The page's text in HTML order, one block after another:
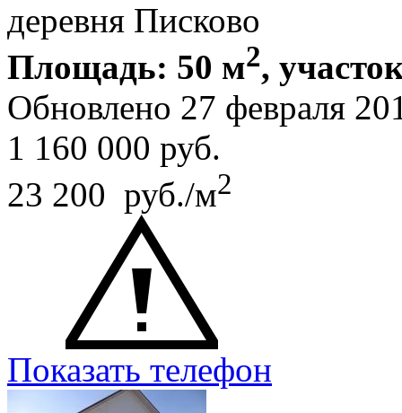
деревня Писково
Площадь: 50 м2,
Обновлено 27 февраля
1 160 000 руб.
23 200 руб./м2
Показать телефон